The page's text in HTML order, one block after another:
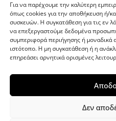
Για να παρέχουμε την καλύτερη
όπως cookies για την αποθήκευση ή/
συσκευών. Η συγκατάθεση για τις εν
να επεξεργαστούμε δεδομένα
συμπεριφορά περιήγησης ή μοναδικά
ιστότοπο. Η μη συγκατάθεση ή η
επηρεάσει αρνητικά ορισμένες
Δεν
G-point.gr